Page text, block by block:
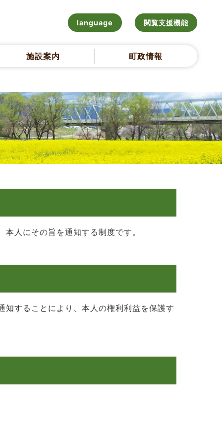
language 閲覧支援機能
施設案内 町政情報
人にその旨を通知する制度です。
することにより、本人の権利利益を保護す